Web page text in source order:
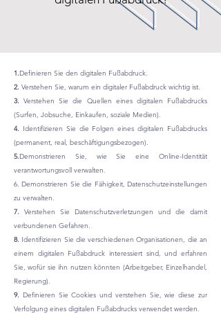
1.Definieren Sie den digitalen Fußabdruck.
2. Verstehen Sie, warum ein digitaler Fußabdruck wichtig ist.
3. Verstehen Sie die Quellen eines digitalen Fußabdrucks
(Surfen, Jobsuche, Einkaufen, soziale Medien).
4. Identifizieren Sie die Folgen eines digitalen Fußabdrucks
(permanent, real, beschäftigungsbezogen).
5.Demonstrieren Sie, wie Sie eine Online-Identität
verantwortungsvoll verwalten.
6. Demonstrieren Sie die Fähigkeit, Datenschutzeinstellungen
zu verwalten.
7. Verstehen Sie Datenschutzverletzungen und die damit
verbundenen Gefahren.
8. Identifizieren Sie die verschiedenen Organisationen, die an
einem digitalen Fußabdruck interessiert sind, und erfahren
Sie, wofür sie ihn nutzen könnten (Arbeitgeber, Einzelhandel,
Regierung).
9. Definieren Sie Cookies und verstehen Sie, wie diese zur
Verfolgung eines digitalen Fußabdrucks verwendet werden.